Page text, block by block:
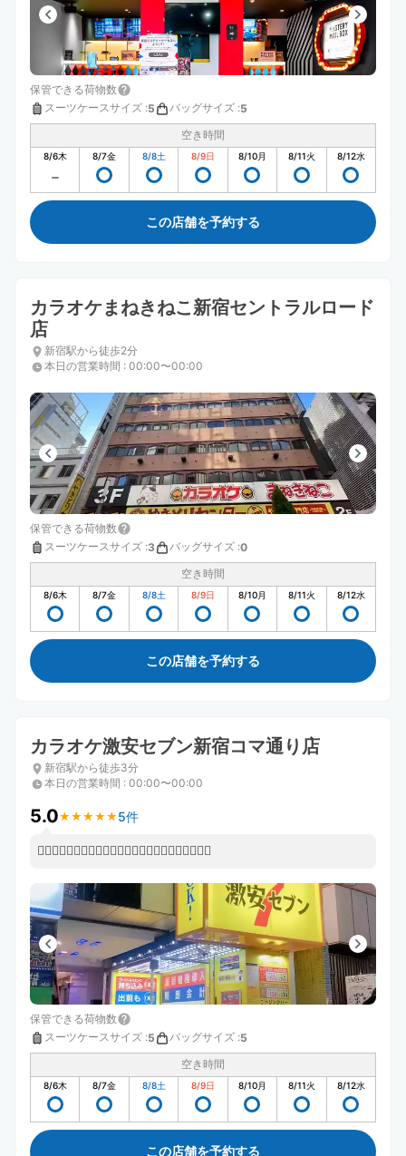
保管できる荷物数
スーツケースサイズ :5 バッグサイズ :5
空き時間
8/6木 8/7金 8/8土 8/9日 8/10月 8/11火 8/12水
この店舗を予約する
カラオケまねきねこ新宿セントラルロード
店
新宿駅から徒歩2分
本日の営業時間 : 00:00〜00:00
保管できる荷物数
スーツケースサイズ :3 バッグサイズ :0
空き時間
8/6木 8/7金 8/8土 8/9日 8/10月 8/11火 8/12水
この店舗を予約する
カラオケ激安セブン新宿コマ通り店
新宿駅から徒歩3分
本日の営業時間 : 00:00〜00:00
5.0★ ★ ★ ★ ★
★ ★ ★ ★ ★ 5件
👍🏻👍🏻👍🏻👍🏻👍🏻👍🏻👍🏻👍🏻👍🏻👍🏻👍🏻👍🏻
保管できる荷物数
スーツケースサイズ :5 バッグサイズ :5
空き時間
8/6木 8/7金 8/8土 8/9日 8/10月 8/11火 8/12水
この店舗を予約する